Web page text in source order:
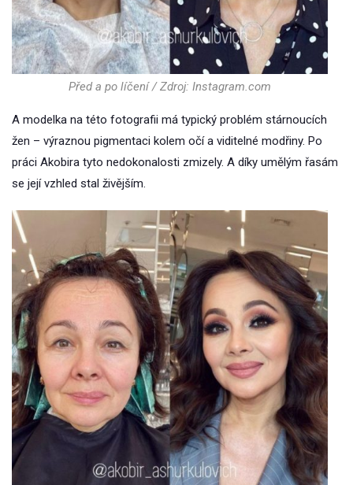
Před a po líčení / Zdroj: Instagram.com
A modelka na této fotografii má typický problém stárnoucích
žen – výraznou pigmentaci kolem očí a viditelné modřiny. Po
práci Akobira tyto nedokonalosti zmizely. A díky umělým řasám
se její vzhled stal živějším.